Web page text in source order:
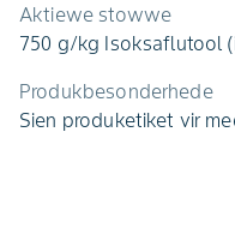
Aktiewe stowwe
750 g/kg Isoksaflutool
Produkbesonderhede
Sien produketiket vir